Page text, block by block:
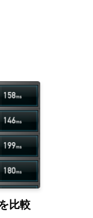
比較